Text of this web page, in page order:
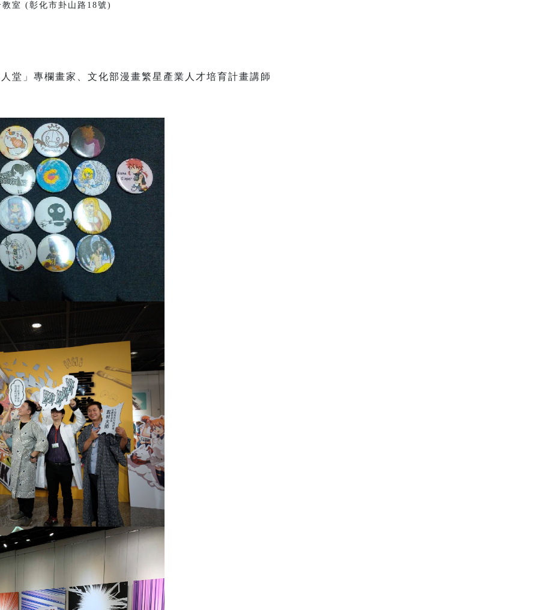
室 (彰化市卦山路18號)
專欄畫家、文化部漫畫繁星產業人才培育計畫講師